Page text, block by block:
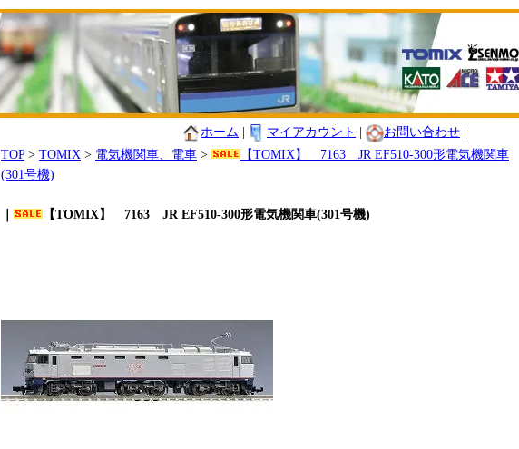
ホーム マイアカウント お問い合わせ
TOP> TOMIX > 電気機関車、電車 >
【TOMIX】 7163 JR EF510-300形電気機関車
(301号機)
【TOMIX】 7163 JR EF510-300形電気機関車(301号機)